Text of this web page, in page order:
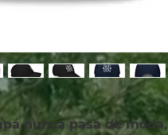
nunca pasa de moda,